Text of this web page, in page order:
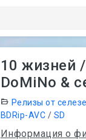
10 жизней
DoMiNo &
Релизы от
BDRip-AVC / SD
Информация о